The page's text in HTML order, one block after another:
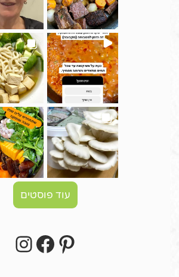
עוד פוסטים